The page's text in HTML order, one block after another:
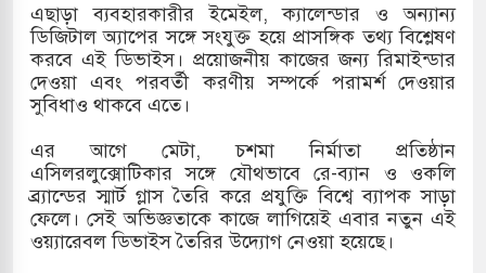
পথে ইসরায়েলীরা,হাতছাড়ার ঝুঁকিতে জরুরি
পাহাড়ি ঢলে ফুঁসে উঠেছে তিস্তা
এছাড়া ব্যবহারকারীর ইমেইল, ক্যালেন্ডার ও অন্যান্য
ডিজিটাল অ্যাপের সঙ্গে সংযুক্ত হয়ে প্রাসঙ্গিক তথ্য বিশ্লেষণ
করবে এই ডিভাইস। প্রয়োজনীয় কাজের জন্য রিমাইন্ডার
দেওয়া এবং পরবর্তী করণীয় সম্পর্কে পরামর্শ দেওয়ার
সুবিধাও থাকবে এতে।
এর আগে মেটা, চশমা নির্মাতা প্রতিষ্ঠান
এসিলরলুক্সোটিকার সঙ্গে যৌথভাবে রে-ব্যান ও ওকলি
ব্র্যান্ডের স্মার্ট গ্লাস তৈরি করে প্রযুক্তি বিশ্বে ব্যাপক সাড়া
ফেলে। সেই অভিজ্ঞতাকে কাজে লাগিয়েই এবার নতুন এই
ওয়্যারেবল ডিভাইস তৈরির উদ্যোগ নেওয়া হয়েছে।